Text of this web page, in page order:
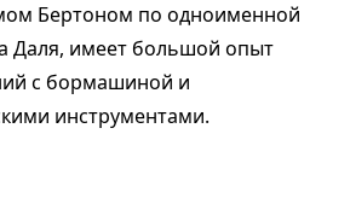
Бертоном по одноименной
Даля, имеет большой опыт
с бормашиной и
инструментами.